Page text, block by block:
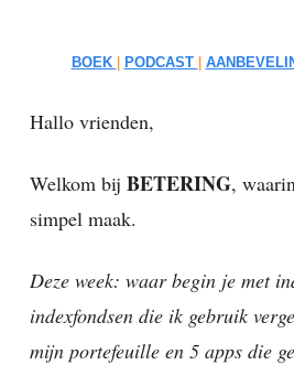
BOEK | PODCAST |
Hallo vrienden,
Welkom bij BETERING,
simpel maak.
Deze week: waar begin je met
indexfondsen die ik gebruik
mijn portefeuille en 5 apps die